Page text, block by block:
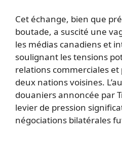
Cet échange, bien que
boutade, a suscité une
les médias canadiens et
soulignant les tensions
relations commerciales
deux nations voisines.
douaniers annoncée par
levier de pression
négociations bilatérales